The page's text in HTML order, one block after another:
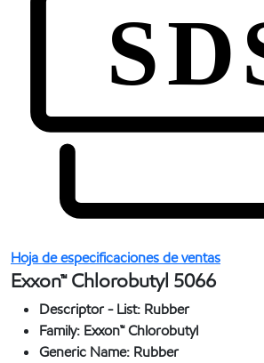
Hoja de especificaciones de ventas
Exxon™ Chlorobutyl 5066
Descriptor - List: Rubber
Family: Exxon™ Chlorobutyl
Generic Name: Rubber